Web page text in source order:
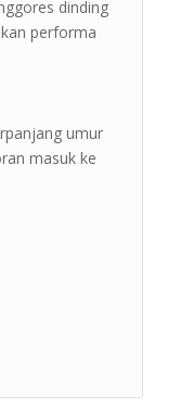
dinding
performa
umur
masuk ke